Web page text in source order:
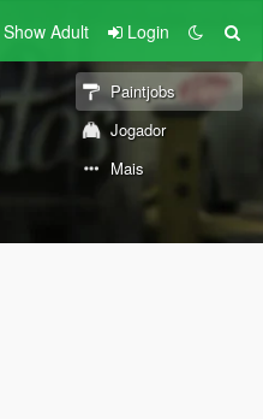
Show Adult Login
Paintjobs
Jogador
Mais